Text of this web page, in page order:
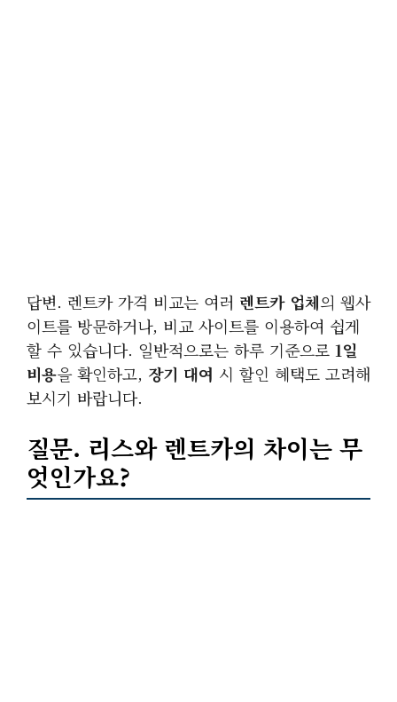
답변. 렌트카 가격 비교는 여러 렌트카 업체의 웹사
이트를 방문하거나, 비교 사이트를 이용하여 쉽게
할 수 있습니다. 일반적으로는 하루 기준으로 1일
비용을 확인하고, 장기 대여 시 할인 혜택도 고려해
보시기 바랍니다.
질문. 리스와 렌트카의 차이는 무
엇인가요?